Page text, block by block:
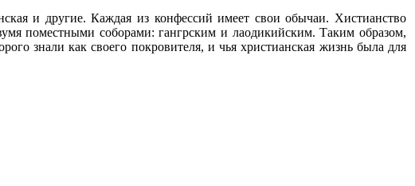
и другие. Каждая из конфессий имеет свои обычаи. Хистианство
поместными соборами: гангрским и лаодикийским. Таким образом,
знали как своего покровителя, и чья христианская жизнь была для